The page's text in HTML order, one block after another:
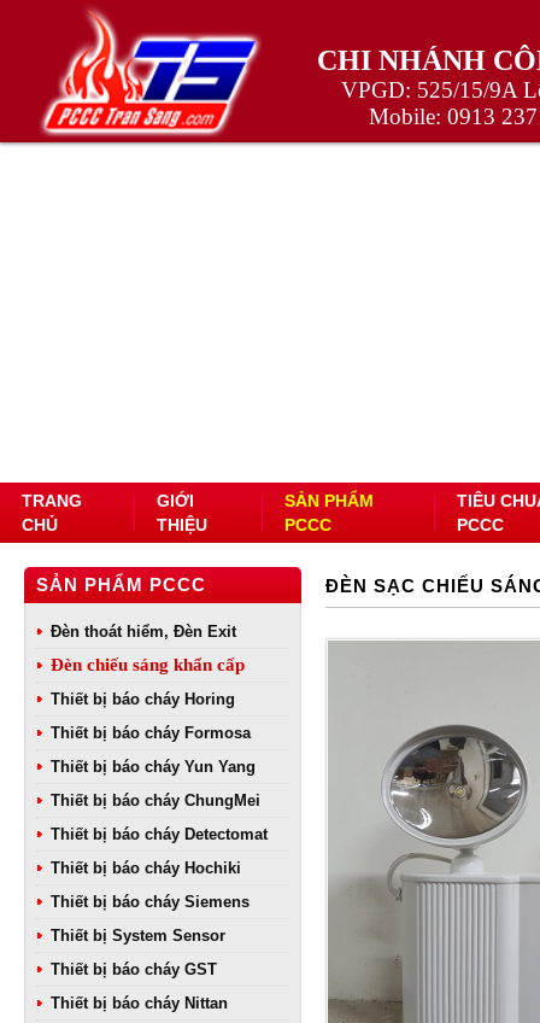
CHI NHÁNH
VPGD: 525/15/9A
Mobile: 0913
TRANG
CHỦ
GIỚI
THIỆU
SẢN PHẨM
PCCC
TIÊU
PCCC
SẢN PHẨM PCCC
Đèn thoát hiểm, Đèn Exit
Đèn chiếu sáng khẩn cấp
Thiết bị báo cháy Horing
Thiết bị báo cháy Formosa
Thiết bị báo cháy Yun Yang
Thiết bị báo cháy ChungMei
Thiết bị báo cháy Detectomat
Thiết bị báo cháy Hochiki
Thiết bị báo cháy Siemens
Thiết bị System Sensor
Thiết bị báo cháy GST
Thiết bị báo cháy Nittan
ĐÈN SẠC CHIẾU